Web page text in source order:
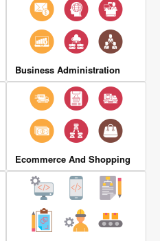
Business Administration
Ecommerce And Shopping